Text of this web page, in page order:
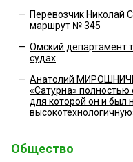
— Перевозчик Николай
маршрут № 345
— Омский департамент
судах
— Анатолий
«Сатурна»
для которой он и был
Общество